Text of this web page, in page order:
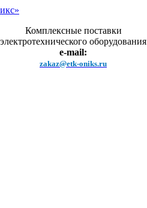
Комплексные поставки
электротехнического оборудования
e-mail:
zakaz@etk-oniks.ru